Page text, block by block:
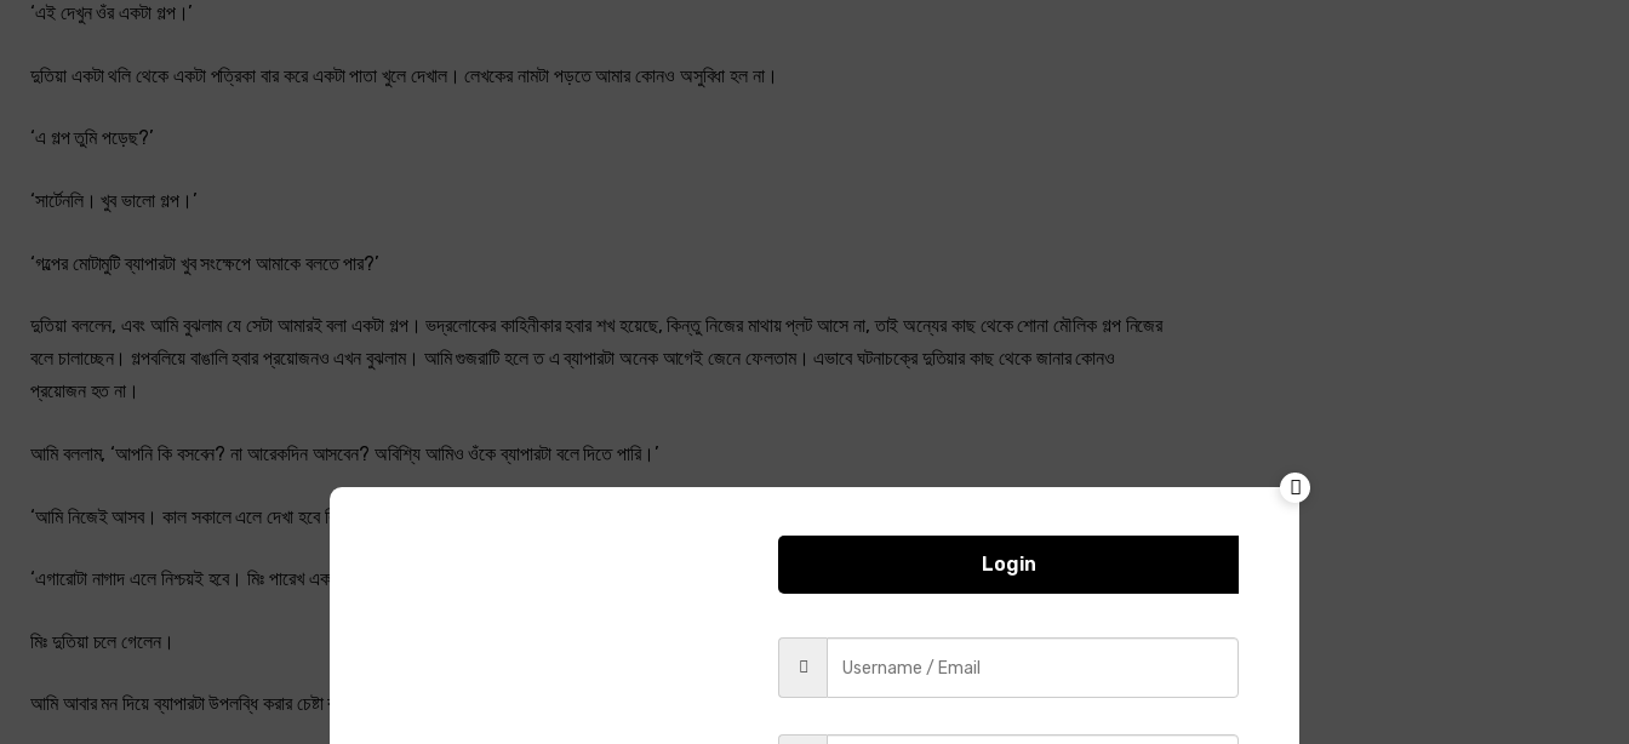
‘এই দেখুন ওঁর একটা গল্প।’
দুতিয়া একটা থলি থেকে একটা পত্রিকা বার করে একটা পাতা খুলে দেখাল। লেখকের নামটা পড়তে আমার কোনও অসুবিধা হল না।
‘এ গল্প তুমি পড়েছ?’
‘সার্টেনলি। খুব ভালো গল্প।’
‘গল্পের মোটামুটি ব্যাপারটা খুব সংক্ষেপে আমাকে বলতে পার?’
দুতিয়া বললেন, এবং আমি বুঝলাম যে সেটা আমারই বলা একটা গল্প। ভদ্রলোকের কাহিনীকার হবার শখ হয়েছে, কিন্তু নিজের মাথায় প্লট আসে না, তাই অন্যের কাছ থেকে শোনা মৌলিক গল্প নিজের
বলে চালাচ্ছেন। গল্পবলিয়ে বাঙালি হবার প্রয়োজনও এখন বুঝলাম। আমি গুজরাটি হলে ত এ ব্যাপারটা অনেক আগেই জেনে ফেলতাম। এভাবে ঘটনাচক্রে দুতিয়ার কাছ থেকে জানার কোনও
প্রয়োজন হত না।
আমি বললাম, ‘আপনি কি বসবেন? না আরেকদিন আসবেন? অবিশ্যি আমিও ওঁকে ব্যাপারটা বলে দিতে পারি।’
‘আমি নিজেই আসব। কাল সকালে এলে দেখা হবে কি?’
‘এগারোটা নাগাদ এলে নিশ্চয়ই হবে। মিঃ পারেখ একটু দেরিতে ওঠেন।’
মিঃ দুতিয়া চলে গেলেন।
আমি আবার মন দিয়ে ব্যাপারটা উপলব্ধি করার চেষ্টা করলাম। ব্যাপার খুবই সোজা। লোকটা স্রেফ আমাকে না জানিয়ে আমার নাম ভাঙিয়ে নিজে নাম করছে।
Login